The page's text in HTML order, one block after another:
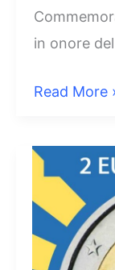
in onore
2
Italia
Read More